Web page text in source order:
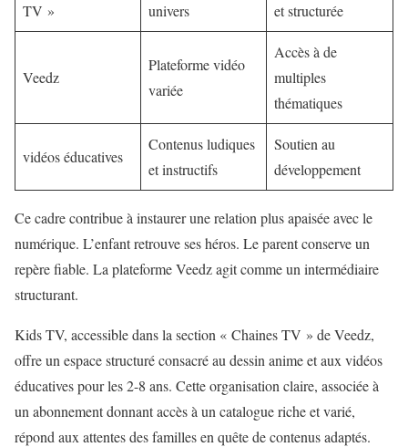
TV »
univers
et structurée
Veedz
Plateforme vidéo
variée
Accès à de
multiples
thématiques
vidéos éducatives
Contenus ludiques
et instructifs
Soutien au
développement
Ce cadre contribue à instaurer une relation plus apaisée avec le
numérique. L’enfant retrouve ses héros. Le parent conserve un
repère fiable. La plateforme Veedz agit comme un intermédiaire
structurant.
Kids TV, accessible dans la section « Chaines TV » de Veedz,
offre un espace structuré consacré au dessin anime et aux vidéos
éducatives pour les 2-8 ans. Cette organisation claire, associée à
un abonnement donnant accès à un catalogue riche et varié,
répond aux attentes des familles en quête de contenus adaptés.